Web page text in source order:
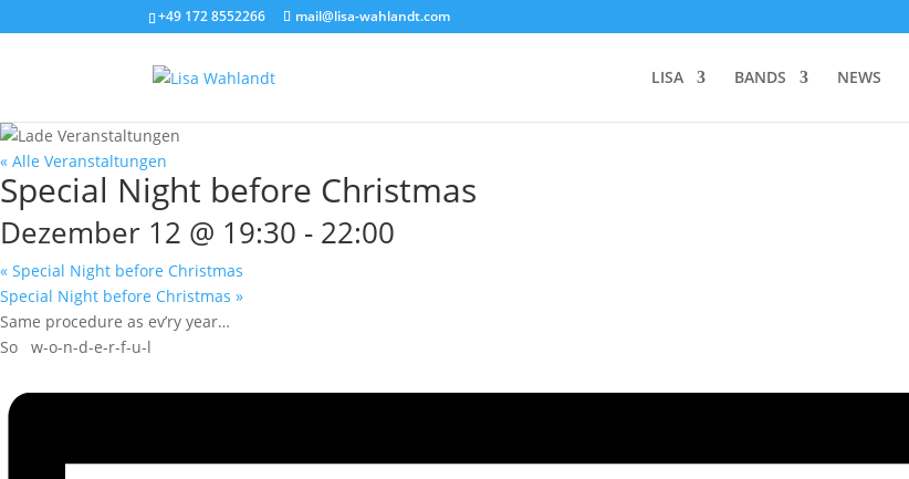
+49 172 8552266 mail@lisa-wahlandt.com
LISA BANDS NEWS
« Alle Veranstaltungen
Special Night before Christmas
Dezember 12 @ 19:30 - 22:00
« Special Night before Christmas
Special Night before Christmas »
Same procedure as ev’ry year…
So w-o-n-d-e-r-f-u-l